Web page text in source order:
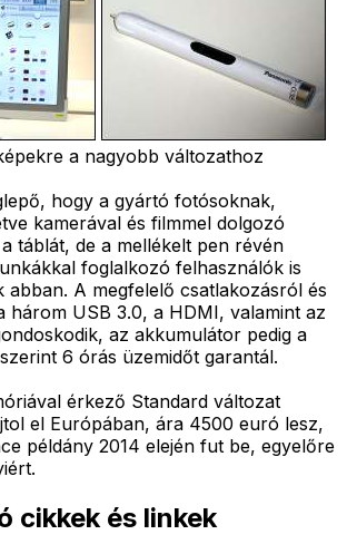
a nagyobb változathoz
hogy a gyártó fotósoknak,
kamerával és filmmel dolgozó
táblát, de a mellékelt pen révén
foglalkozó felhasználók is
abban. A megfelelő csatlakozásról és
három USB 3.0, a HDMI, valamint az
az akkumulátor pedig a
6 órás üzemidőt garantál.
érkező Standard változat
el Európában, ára 4500 euró lesz,
példány 2014 elején fut be, egyelőre
cikkek és linkek